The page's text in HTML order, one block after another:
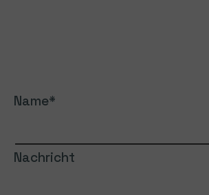
Name
Nachricht